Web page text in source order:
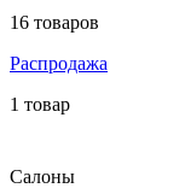
16 товаров
Распродажа
1 товар
Салоны